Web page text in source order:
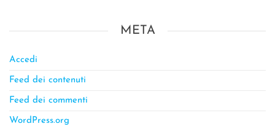
META
Accedi
Feed dei contenuti
Feed dei commenti
WordPress.org